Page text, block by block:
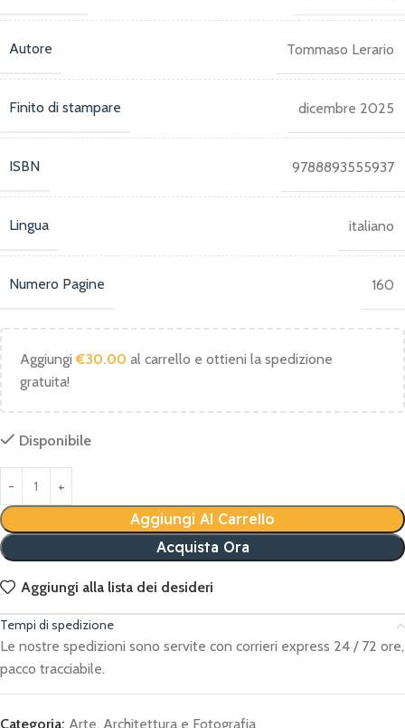
Autore Tommaso Lerario
Finito di stampare dicembre 2025
ISBN 9788893555937
Lingua italiano
Numero Pagine 160
Aggiungi€30.00 al carrello e ottieni la spedizione
gratuita!
Disponibile
Aggiungi Al Carrello
Acquista Ora
Aggiungi alla lista dei desideri
Tempi di spedizione
Le nostre spedizioni sono servite con corrieri express 24 / 72 ore,
pacco tracciabile.
Categoria: Arte, Architettura e Fotografia